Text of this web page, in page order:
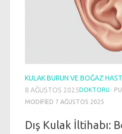
KULAK BURUN VE BOĞAZ
8 AĞUSTOS 2025 DOKTORU ·
MODIFIED 7 AĞUSTOS 2025
Dış Kulak İltihabı: